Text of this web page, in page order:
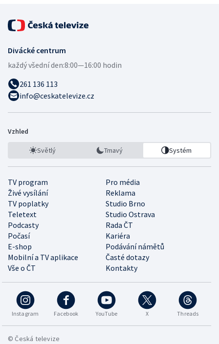
Divácké centrum
každý všední den:8:00—16:00 hodin
261 136 113
info@ceskatelevize.cz
Vzhled
Světlý Tmavý Systém
TV program
Pro média
Živé vysílání
Reklama
TV poplatky
Studio Brno
Teletext
Studio Ostrava
Podcasty
Rada ČT
Počasí
Kariéra
E-shop
Podávání námětů
Mobilní a TV aplikace
Časté dotazy
Vše o ČT
Kontakty
Instagram Facebook YouTube X Threads
© Česká televize